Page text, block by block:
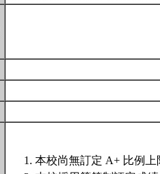
本校尚無訂定 A+ 比例上